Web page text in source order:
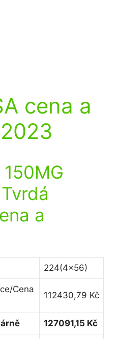
cena a
a
224(4×56)
Cena
112430,79 Kč
127091,15 Kč